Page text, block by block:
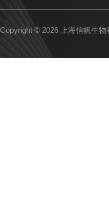
Copyright © 2026 上海信帆生